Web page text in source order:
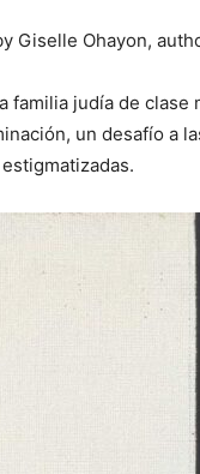
Giselle Ohayon,
judía de
un desafío a